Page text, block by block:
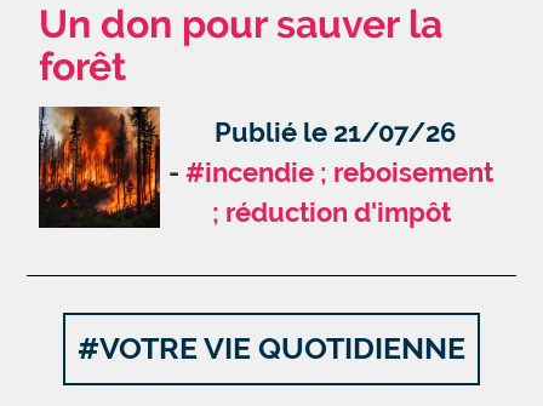
Un don pour sauver la
forêt
Publié le 21/07/26
#incendie ; reboisement
; réduction d'impôt
#VOTRE VIE QUOTIDIENNE